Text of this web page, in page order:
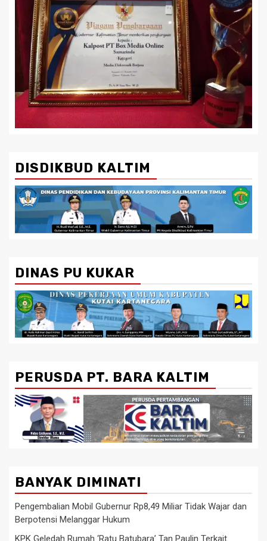
DISDIKBUD KALTIM
DINAS PU KUKAR
PERUSDA PT. BARA KALTIM
BANYAK DIMINATI
Pengembalian Mobil Gubernur Rp8,49 Miliar Tidak Wajar dan
Berpotensi Melanggar Hukum
KPK Geledah Rumah ‘Ratu Batubara’ Tan Paulin Terkait